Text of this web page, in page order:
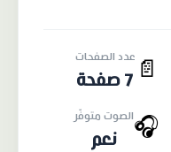
📄
عدد الصفحات
7 صفحة
🎧الصوت متوفّر
نعم